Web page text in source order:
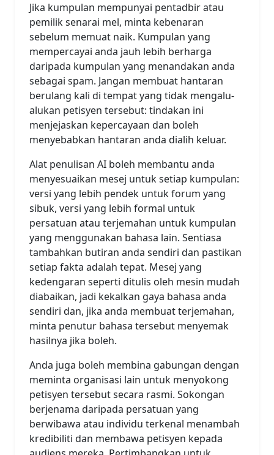
Jika kumpulan mempunyai pentadbir atau
pemilik senarai mel, minta kebenaran
sebelum memuat naik. Kumpulan yang
mempercayai anda jauh lebih berharga
daripada kumpulan yang menandakan anda
sebagai spam. Jangan membuat hantaran
berulang kali di tempat yang tidak mengalu-
alukan petisyen tersebut: tindakan ini
menjejaskan kepercayaan dan boleh
menyebabkan hantaran anda dialih keluar.
Alat penulisan AI boleh membantu anda
menyesuaikan mesej untuk setiap kumpulan:
versi yang lebih pendek untuk forum yang
sibuk, versi yang lebih formal untuk
persatuan atau terjemahan untuk kumpulan
yang menggunakan bahasa lain. Sentiasa
tambahkan butiran anda sendiri dan pastikan
setiap fakta adalah tepat. Mesej yang
kedengaran seperti ditulis oleh mesin mudah
diabaikan, jadi kekalkan gaya bahasa anda
sendiri dan, jika anda membuat terjemahan,
minta penutur bahasa tersebut menyemak
hasilnya jika boleh.
Anda juga boleh membina gabungan dengan
meminta organisasi lain untuk menyokong
petisyen tersebut secara rasmi. Sokongan
berjenama daripada persatuan yang
berwibawa atau individu terkenal menambah
kredibiliti dan membawa petisyen kepada